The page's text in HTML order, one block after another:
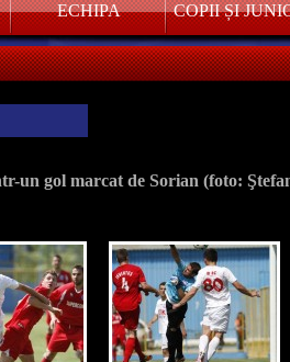
ECHIPA COPII ȘI
un gol marcat de Sorian (foto: